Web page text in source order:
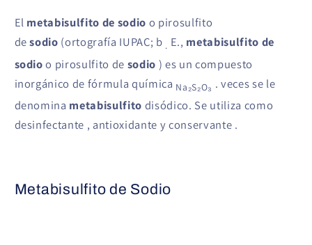
El metabisulfito de sodio o pirosulfito
desodio (ortografía IUPAC; b . E., metabisulfito de
sodioo pirosulfito de sodio ) es un compuesto
inorgánico de fórmula química Na₂S₂O₃ . veces se le
denomina metabisulfito disódico. Se utiliza como
desinfectante , antioxidante y conservante .
Metabisulfito de Sodio